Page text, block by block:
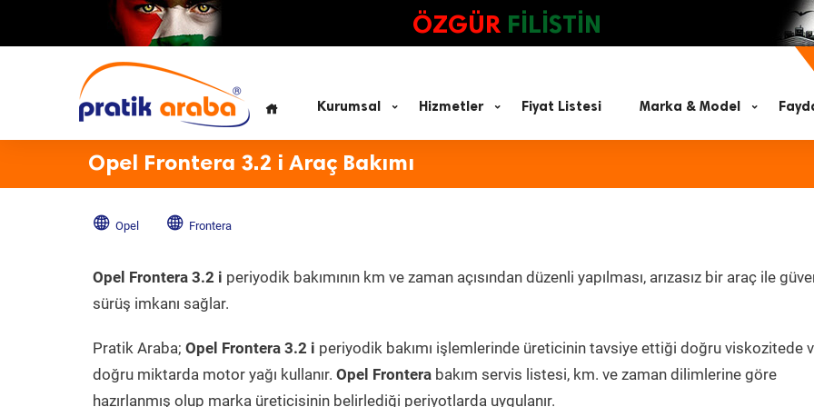
ÖZGÜR FİLİSTİN
Kurumsal Hizmetler Fiyat Listesi Marka & Model
Opel Frontera 3.2 i Araç Bakımı
Opel Frontera
Opel Frontera 3.2 i periyodik bakımının km ve zaman açısından düzenli yapılması, arızasız bir araç ile
sürüş imkanı sağlar.
Pratik Araba; Opel Frontera 3.2 i periyodik bakımı işlemlerinde üreticinin tavsiye ettiği doğru viskozitede
doğru miktarda motor yağı kullanır. Opel Frontera bakım servis listesi, km. ve zaman dilimlerine göre
hazırlanmış olup marka üreticisinin belirlediği periyotlarda uygulanır.